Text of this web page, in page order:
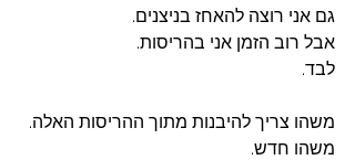
גם אני רוצה להאחז בניצנים.
אבל רוב הזמן אני בהריסות.
לבד.
משהו צריך להיבנות מתוך ההריסות האלה.
משהו חדש.